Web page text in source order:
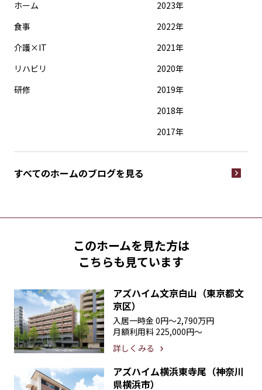
ホーム
食事
介護×IT
リハビリ
研修
2023年
2022年
2021年
2020年
2019年
2018年
2017年
すべてのホームのブログを見る
このホームを見た方は
こちらも見ています
アズハイム文京白山（東京都文
京区）
入居一時金 0円〜2,790万円
月額利用料 225,000円〜
詳しくみる
アズハイム横浜東寺尾（神奈川
県横浜市）